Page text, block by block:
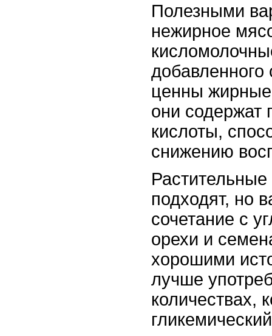
Полезными
нежирное
ценны жирные
они содержат
кислоты,
снижению
подходят, но
сочетание с
орехи и
хорошими
лучше
количествах,